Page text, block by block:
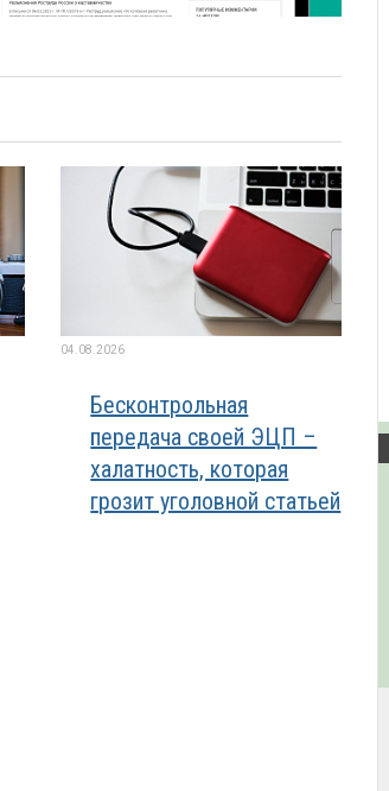
04.08.2026
Бесконтрольная
передача своей ЭЦП –
халатность, которая
грозит уголовной статьей